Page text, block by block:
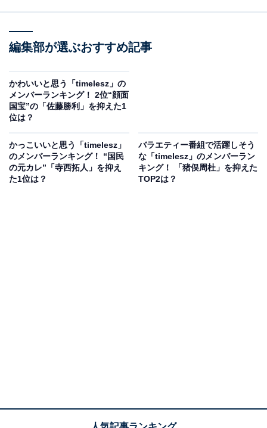
編集部が選ぶおすすめ記事
かわいいと思う「timelesz」の
メンバーランキング！ 2位“顔面
国宝”の「佐藤勝利」を抑えた1
位は？
かっこいいと思う「timelesz」
のメンバーランキング！ “国民
の元カレ”「寺西拓人」を抑え
た1位は？
バラエティー番組で活躍しそう
な「timelesz」のメンバーラン
キング！ 「猪俣周杜」を抑えた
TOP2は？